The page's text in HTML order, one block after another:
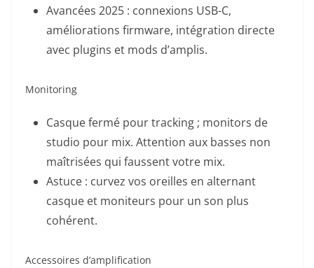
Avancées 2025 : connexions USB-C,
améliorations firmware, intégration directe
avec plugins et mods d’amplis.
Monitoring
Casque fermé pour tracking ; monitors de
studio pour mix. Attention aux basses non
maîtrisées qui faussent votre mix.
Astuce : curvez vos oreilles en alternant
casque et moniteurs pour un son plus
cohérent.
Accessoires d’amplification